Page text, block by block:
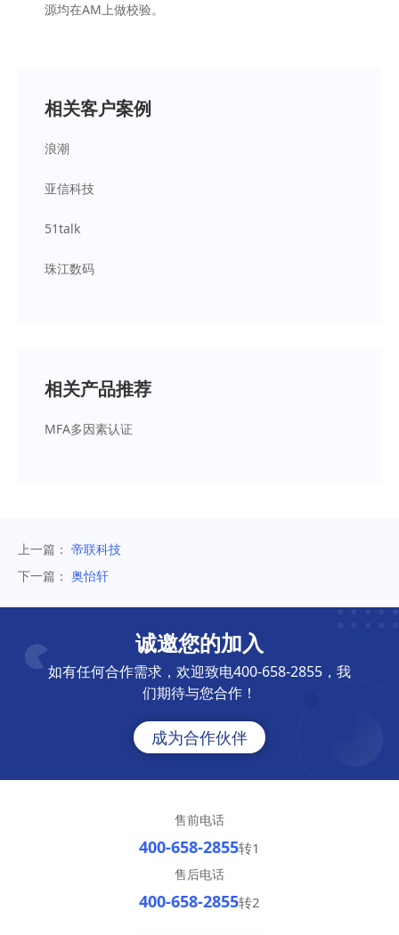
源均在AM上做校验。
相关客户案例
浪潮
亚信科技
51talk
珠江数码
相关产品推荐
MFA多因素认证
上一篇： 帝联科技
下一篇： 奥怡轩
诚邀您的加入
如有任何合作需求，欢迎致电400-658-2855，我
们期待与您合作！
成为合作伙伴
售前电话
400-658-2855转1
售后电话
400-658-2855转2